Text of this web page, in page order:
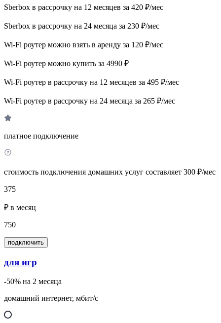
Sberbox в рассрочку на 12 месяцев за 420 ₽/мес
Sberbox в рассрочку на 24 месяца за 230 ₽/мес
Wi-Fi роутер можно взять в аренду за 120 ₽/мес
Wi-Fi роутер можно купить за 4990 ₽
Wi-Fi роутер в рассрочку на 12 месяцев за 495 ₽/мес
Wi-Fi роутер в рассрочку на 24 месяца за 265 ₽/мес
платное подключение
стоимость подключения домашних услуг составляет 300 ₽/мес
375
₽ в месяц
750
подключить
для игр
-50% на 2 месяца
домашний интернет, мбит/с